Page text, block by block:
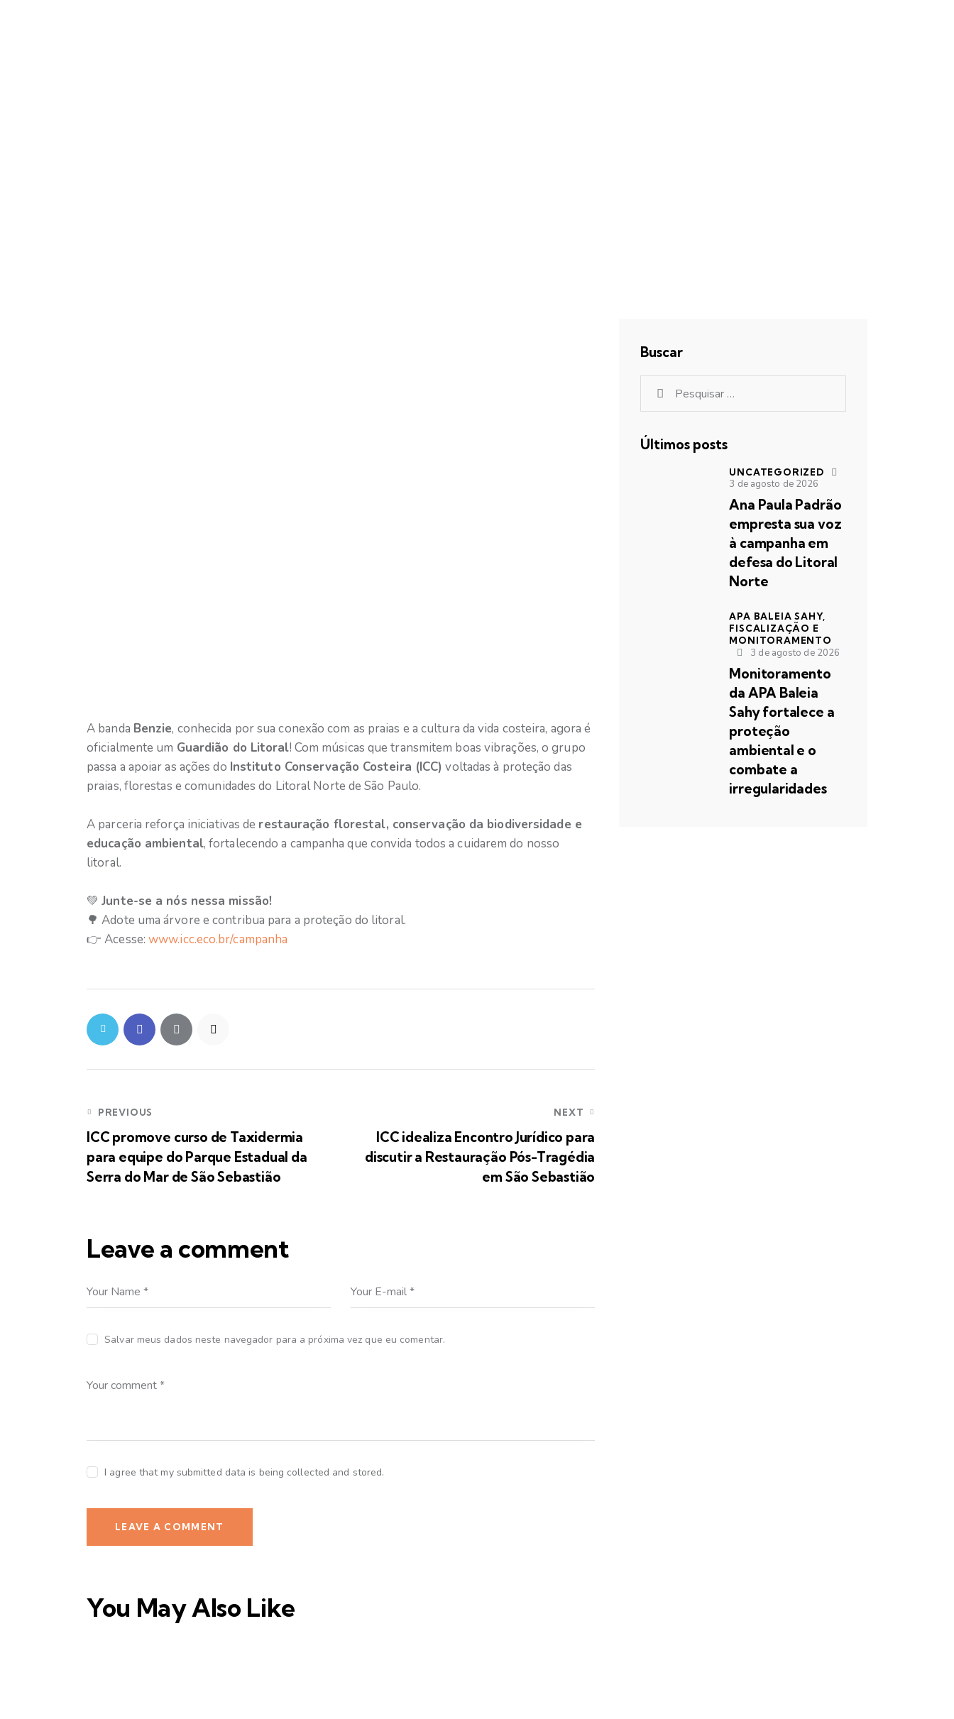
A banda Benzie, conhecida por sua conexão com as praias e a cultura da vida costeira, agora é
oficialmente um Guardião do Litoral! Com músicas que transmitem boas vibrações, o grupo
passa a apoiar as ações do Instituto Conservação Costeira (ICC) voltadas à proteção das
praias, florestas e comunidades do Litoral Norte de São Paulo.
A parceria reforça iniciativas de restauração florestal, conservação da biodiversidade e
educação ambiental, fortalecendo a campanha que convida todos a cuidarem do nosso
litoral.
💚Junte-se a nós nessa missão!
🌳 Adote uma árvore e contribua para a proteção do litoral.
👉 Acesse: www.icc.eco.br/campanha
Navegação
de
Post
PREVIOUS
ICC promove curso de Taxidermia
para equipe do Parque Estadual da
Serra do Mar de São Sebastião
NEXT
ICC idealiza Encontro Jurídico para
discutir a Restauração Pós-Tragédia
em São Sebastião
Leave a comment
Salvar meus dados neste navegador para a próxima vez que eu comentar.
I agree that my submitted data is being collected and stored.
You May Also Like
Buscar
Últimos posts
UNCATEGORIZED
3 de agosto de 2026
Ana Paula Padrão
empresta sua voz
à campanha em
defesa do Litoral
Norte
APA BALEIA SAHY,
FISCALIZAÇÃO E
MONITORAMENTO
3 de agosto de 2026
Monitoramento
da APA Baleia
Sahy fortalece a
proteção
ambiental e o
combate a
irregularidades